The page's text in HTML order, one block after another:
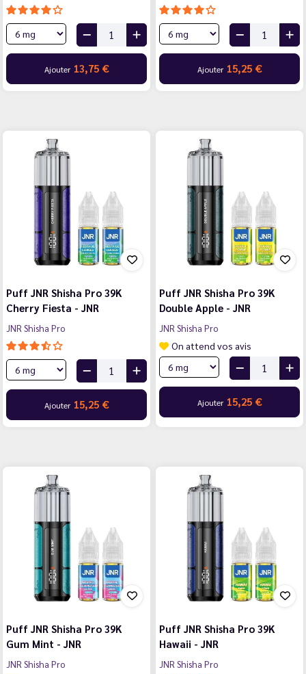
Ajouter 13,75 € Ajouter 15,25 €
Puff JNR Shisha Pro 39K
Cherry Fiesta - JNR
JNR Shisha Pro
Ajouter 15,25 €
Puff JNR Shisha Pro 39K
Double Apple - JNR
JNR Shisha Pro
On attend vos avis
Ajouter 15,25 €
Puff JNR Shisha Pro 39K
Gum Mint - JNR
JNR Shisha Pro
Puff JNR Shisha Pro 39K
Hawaii - JNR
JNR Shisha Pro